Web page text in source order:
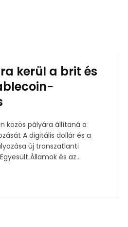
kerül a brit és
közös pályára állítaná a
és a
új transzatlanti
Államok és az...